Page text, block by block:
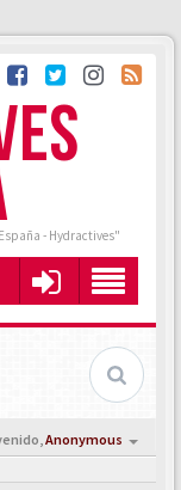
- Hydractives"
Anonymous